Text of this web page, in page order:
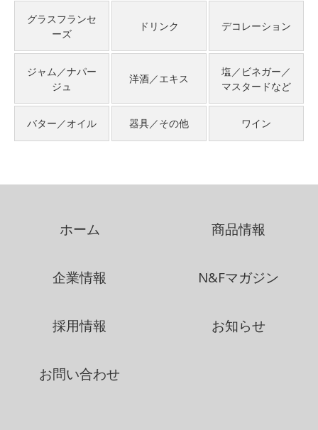
グラスフランセ
ーズ
ドリンク デコレーション
ジャム／ナパー
ジュ
洋酒／エキス
塩／ビネガー／
マスタードなど
バター／オイル 器具／その他 ワイン
ホーム 商品情報
企業情報 N&Fマガジン
採用情報 お知らせ
お問い合わせ